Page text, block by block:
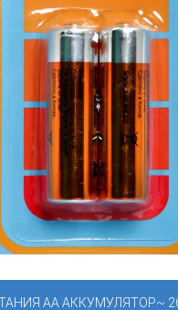
AA АККУМУЛЯТОР~